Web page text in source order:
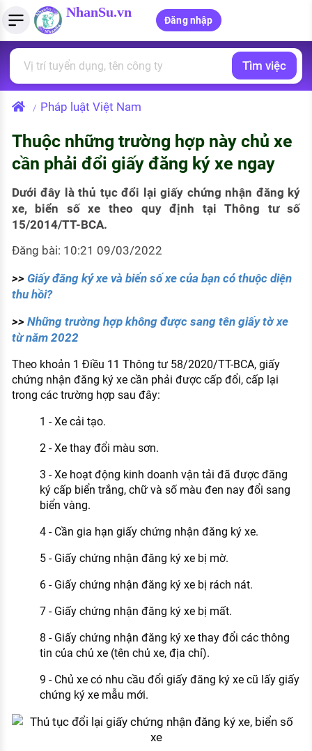
NhanSu.vn
Đăng nhập
Tìm việc làm
Việc làm ngành luật
Việc làm lương cao
Việc làm tốt nhất
CÔNG TY
Danh sách nhà tuyển dụng
Nhà tuyển dụng hàng đầu
Quản lý CV
Tải CV lên
Tạo CV trực tuyến
Mẫu CV đơn giản
Mẫu CV hiện đại
Tính lương Gross - Net
Tính thuế thu nhập cá nhân
Tính trợ cấp thất nghiệp
PHÁP LUẬT VIỆT NAM
Văn bản pháp luật
PHÁP LUẬT LAO ĐỘNG
Lao động và tiền lương
Bảo hiểm và phúc lợi
Chính sách lao động
KHÁM PHÁ NGHỀ NGHIỆP
Kỹ năng nghề nghiệp
HƯỚNG NGHIỆP VIỆC LÀM
Đặc trưng từng nghề
Xu hướng việc làm
XÂY DỰNG VÀ PHÁT TRIỂN ĐỘI NGŨ
NHÂN SỰ
Tìm việc
/ Pháp luật Việt Nam
Thuộc những trường hợp này chủ xe
cần phải đổi giấy đăng ký xe ngay
Dưới đây là thủ tục đổi lại giấy chứng nhận đăng ký
xe, biển số xe theo quy định tại Thông tư số
15/2014/TT-BCA.
Đăng bài: 10:21 09/03/2022
>> Giấy đăng ký xe và biển số xe của bạn có thuộc diện
thu hồi?
>> Những trường hợp không được sang tên giấy tờ xe
từ năm 2022
Theo khoản 1 Điều 11 Thông tư 58/2020/TT-BCA, giấy
chứng nhận đăng ký xe cần phải được cấp đổi, cấp lại
trong các trường hợp sau đây:
1 - Xe cải tạo.
2 - Xe thay đổi màu sơn.
3 - Xe hoạt động kinh doanh vận tải đã được đăng
ký cấp biển trắng, chữ và số màu đen nay đổi sang
biển vàng.
4 - Cần gia hạn giấy chứng nhận đăng ký xe.
5 - Giấy chứng nhận đăng ký xe bị mờ.
6 - Giấy chứng nhận đăng ký xe bị rách nát.
7 - Giấy chứng nhận đăng ký xe bị mất.
8 - Giấy chứng nhận đăng ký xe thay đổi các thông
tin của chủ xe (tên chủ xe, địa chỉ).
9 - Chủ xe có nhu cầu đổi giấy đăng ký xe cũ lấy giấy
chứng ký xe mẫu mới.